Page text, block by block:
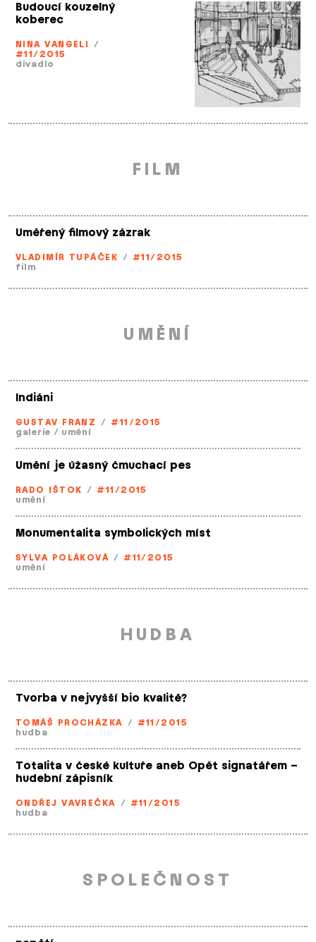
Budoucí kouzelný
koberec
NINA VANGELI /
#11/2015
divadlo
FILM
Uměřený filmový zázrak
VLADIMÍR TUPÁČEK / #11/2015
film
UMĚNÍ
Indiáni
GUSTAV FRANZ / #11/2015
galerie / umění
Umění je úžasný čmuchací pes
RADO IŠTOK / #11/2015
umění
Monumentalita symbolických míst
SYLVA POLÁKOVÁ / #11/2015
umění
HUDBA
Tvorba v nejvyšší bio kvalitě?
TOMÁŠ PROCHÁZKA / #11/2015
hudba
Totalita v české kultuře aneb Opět signatářem –
hudební zápisník
ONDŘEJ VAVREČKA / #11/2015
hudba
SPOLEČNOST